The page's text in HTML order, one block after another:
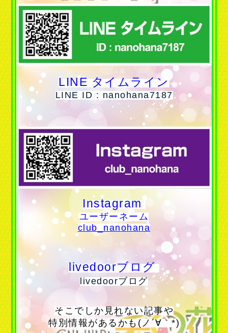
LINE タイムライン
LINE ID : nanohana7187
Instagram
ユーザーネーム
club_nanohana
livedoorブログ
livedoorブログ
そこでしか見れない記事や
特別情報があるかも(ノ´∀｀*)